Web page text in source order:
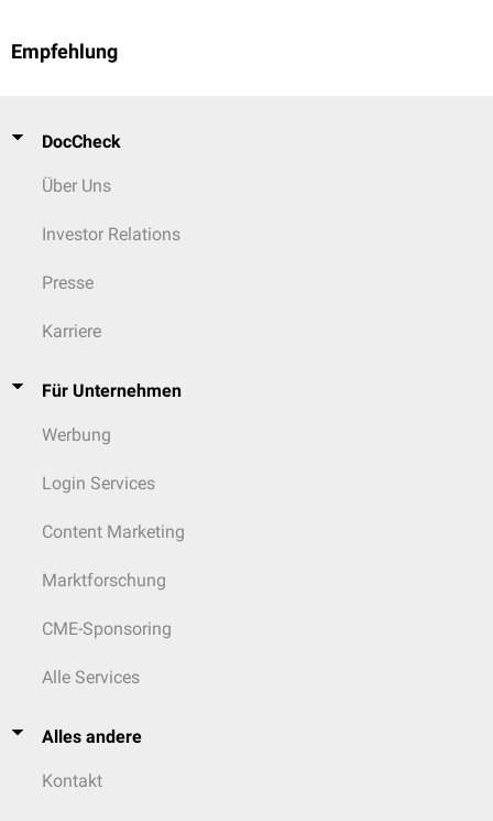
Empfehlung
DocCheck
Über Uns
Investor Relations
Presse
Karriere
Für Unternehmen
Werbung
Login Services
Content Marketing
Marktforschung
CME-Sponsoring
Alle Services
Alles andere
Kontakt